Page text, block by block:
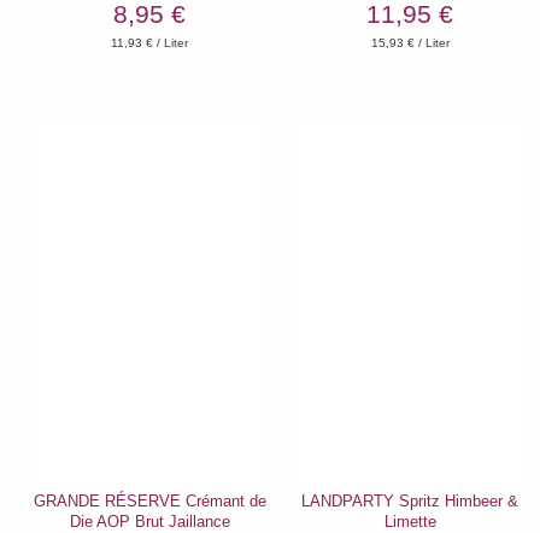
8,95 €
11,93 € / Liter
11,95 €
15,93 € / Liter
GRANDE RÉSERVE Crémant de
Die AOP Brut Jaillance
LANDPARTY Spritz Himbeer &
Limette